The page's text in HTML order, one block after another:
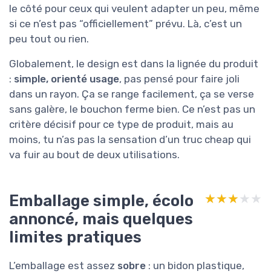
le côté pour ceux qui veulent adapter un peu, même
si ce n’est pas “officiellement” prévu. Là, c’est un
peu tout ou rien.
Globalement, le design est dans la lignée du produit
: simple, orienté usage, pas pensé pour faire joli
dans un rayon. Ça se range facilement, ça se verse
sans galère, le bouchon ferme bien. Ce n’est pas un
critère décisif pour ce type de produit, mais au
moins, tu n’as pas la sensation d’un truc cheap qui
va fuir au bout de deux utilisations.
Emballage simple, écolo
annoncé, mais quelques
limites pratiques
★★★★★
★★★★★
L’emballage est assez sobre : un bidon plastique,